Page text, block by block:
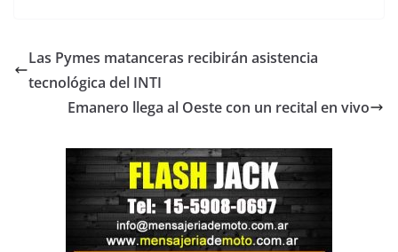
Las Pymes matanceras recibirán asistencia
tecnológica del INTI
Emanero llega al Oeste con un recital en vivo